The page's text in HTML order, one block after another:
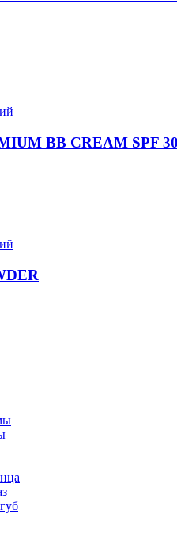
BB CREAM SPF